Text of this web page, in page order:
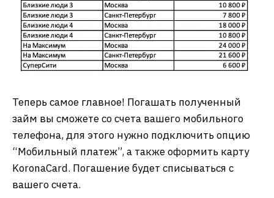
Теперь самое главное! Погашать полученный
займ вы сможете со счета вашего мобильного
телефона, для этого нужно подключить опцию
“Мобильный платеж”, а также оформить карту
KoronaCard. Погашение будет списываться с
вашего счета.